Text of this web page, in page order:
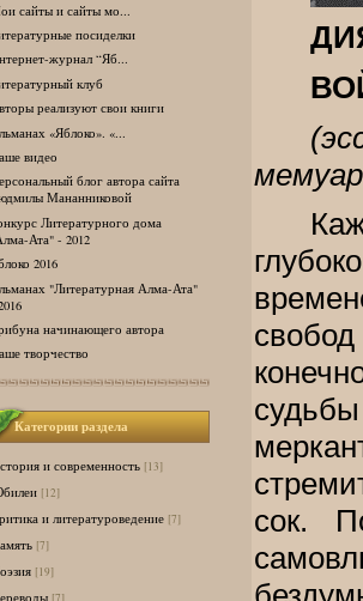
сайты и сайты мо...
посиделки
журнал “Яб...
клуб
реализуют свои книги
«Яблоко». «...
видео
блог автора сайта
Мананниковой
Литературного дома
Ата" - 2012
2016
"Литературная Алма-Ата"
начинающего автора
творчество
Категории раздела
и современность [13]
[12]
и литературоведение [7]
[7]
[19]
сок.